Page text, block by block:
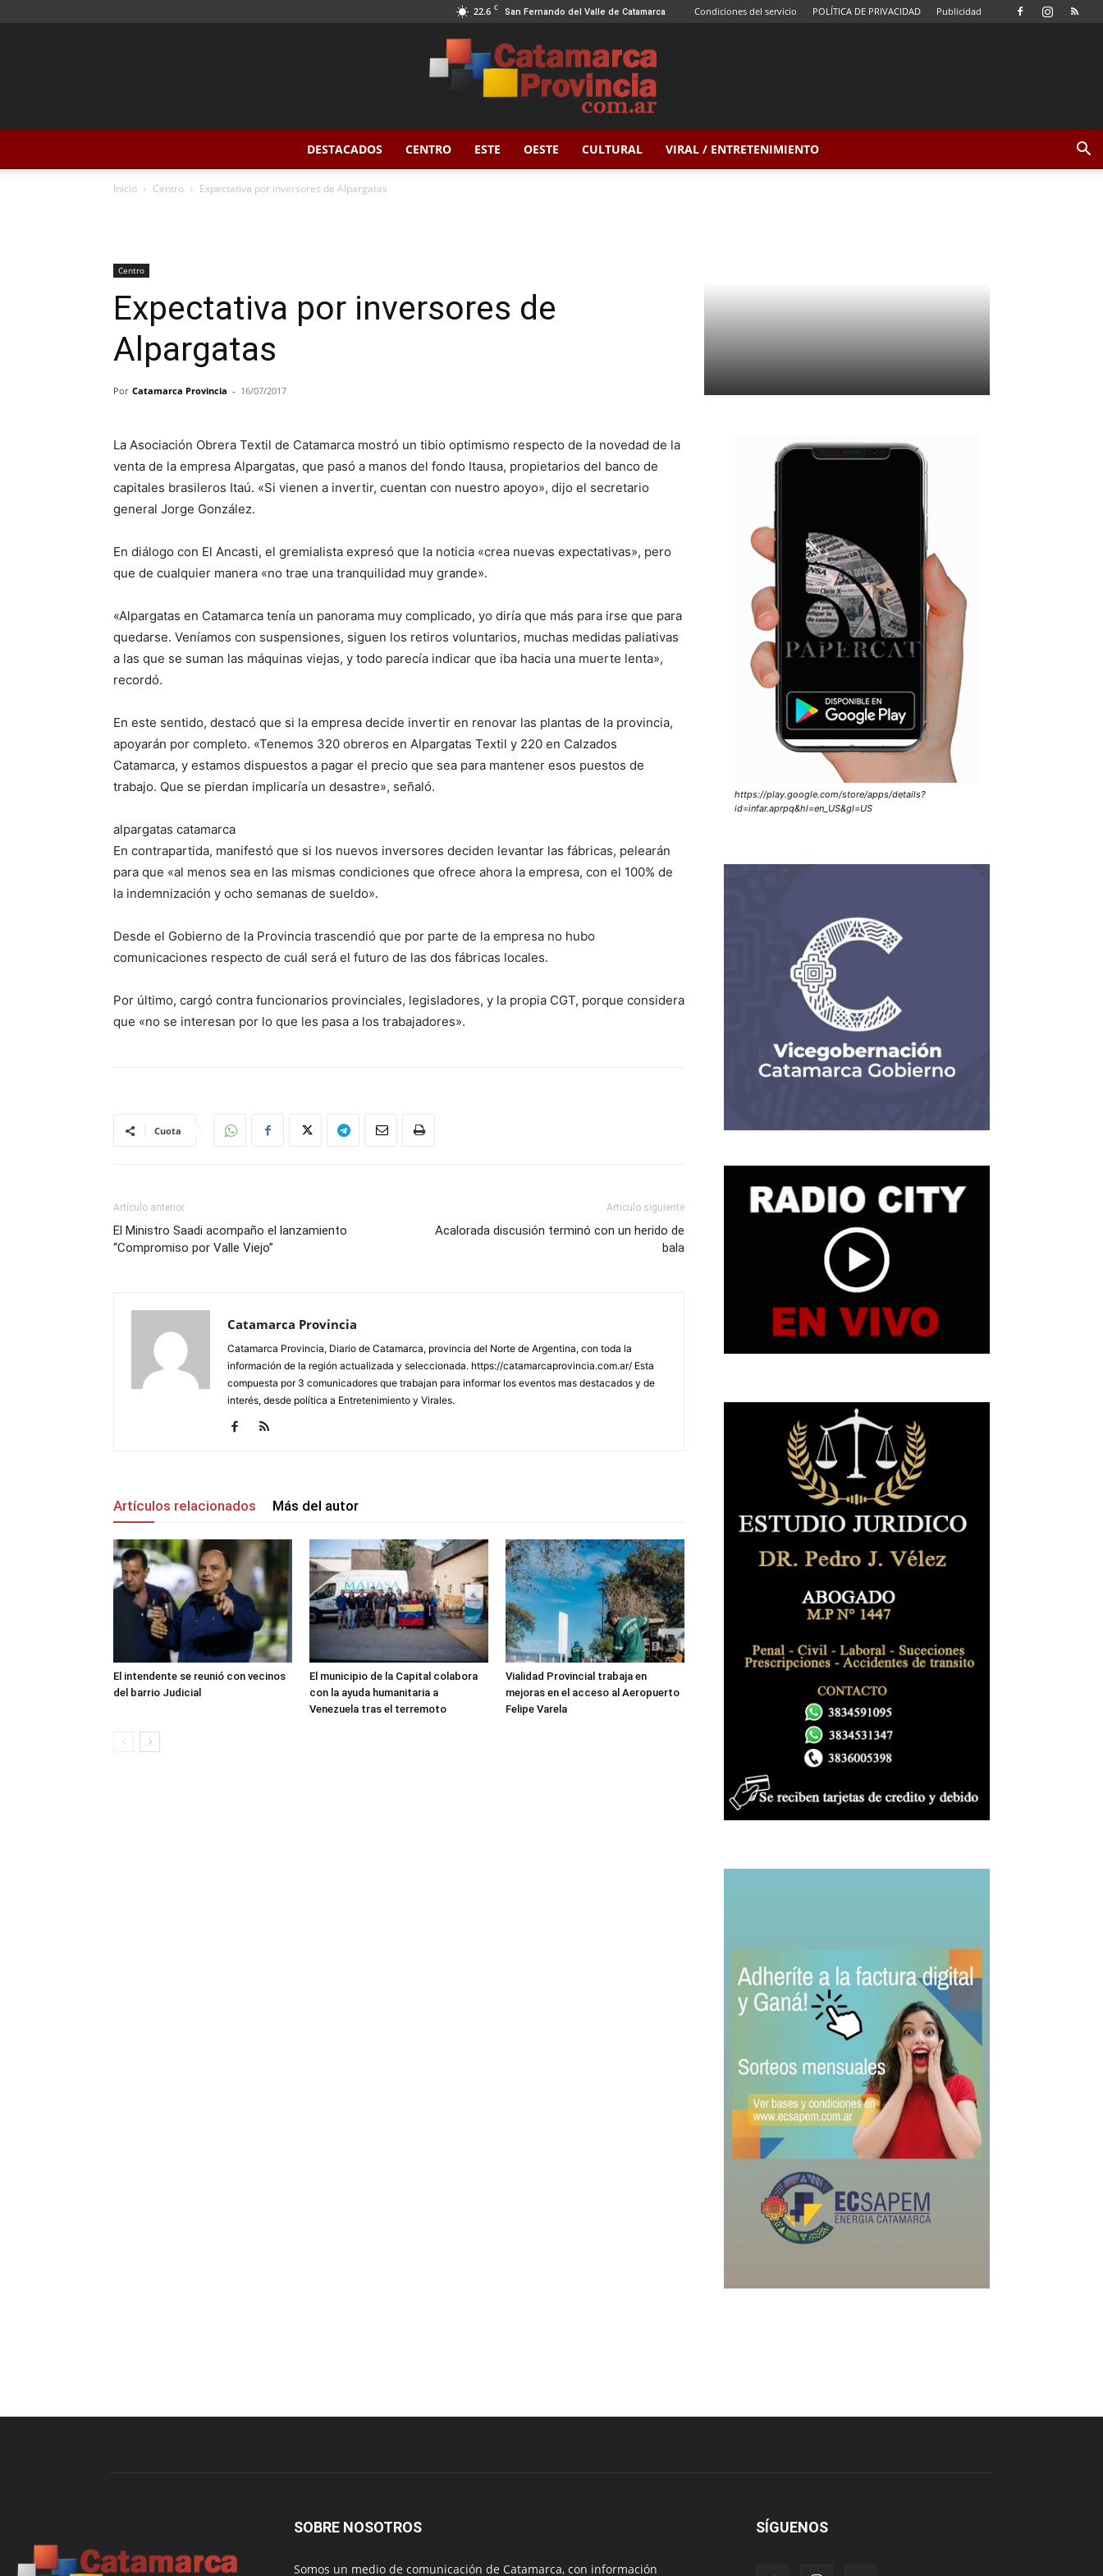
22.6 C San Fernando del Valle de Catamarca Condiciones del servicio POLÍTICA DE PRIVACIDAD Publicidad
Catamarca
DESTACADOS CENTRO ESTE OESTE CULTURAL VIRAL / ENTRETENIMIENTO
Inicio Centro Expectativa por inversores de Alpargatas
Centro
Expectativa por inversores de
Alpargatas
Por Catamarca Provincia - 16/07/2017
La Asociación Obrera Textil de Catamarca mostró un tibio optimismo respecto de la novedad de la
venta de la empresa Alpargatas, que pasó a manos del fondo Itausa, propietarios del banco de
capitales brasileros Itaú. «Si vienen a invertir, cuentan con nuestro apoyo», dijo el secretario
general Jorge González.
En diálogo con El Ancasti, el gremialista expresó que la noticia «crea nuevas expectativas», pero
que de cualquier manera «no trae una tranquilidad muy grande».
«Alpargatas en Catamarca tenía un panorama muy complicado, yo diría que más para irse que para
quedarse. Veníamos con suspensiones, siguen los retiros voluntarios, muchas medidas paliativas
a las que se suman las máquinas viejas, y todo parecía indicar que iba hacia una muerte lenta»,
recordó.
En este sentido, destacó que si la empresa decide invertir en renovar las plantas de la provincia,
apoyarán por completo. «Tenemos 320 obreros en Alpargatas Textil y 220 en Calzados
Catamarca, y estamos dispuestos a pagar el precio que sea para mantener esos puestos de
trabajo. Que se pierdan implicaría un desastre», señaló.
alpargatas catamarca
En contrapartida, manifestó que si los nuevos inversores deciden levantar las fábricas, pelearán
para que «al menos sea en las mismas condiciones que ofrece ahora la empresa, con el 100% de
la indemnización y ocho semanas de sueldo».
Desde el Gobierno de la Provincia trascendió que por parte de la empresa no hubo
comunicaciones respecto de cuál será el futuro de las dos fábricas locales.
Por último, cargó contra funcionarios provinciales, legisladores, y la propia CGT, porque considera
que «no se interesan por lo que les pasa a los trabajadores».
Cuota
Artículo anterior
El Ministro Saadi acompaño el lanzamiento
“Compromiso por Valle Viejo”
Artículo siguiente
Acalorada discusión terminó con un herido de
bala
Catamarca Provincia
Catamarca Provincia, Diario de Catamarca, provincia del Norte de Argentina, con toda la
información de la región actualizada y seleccionada. https://catamarcaprovincia.com.ar/ Esta
compuesta por 3 comunicadores que trabajan para informar los eventos mas destacados y de
interés, desde política a Entretenimiento y Virales.
Artículos relacionados Más del autor
El intendente se reunió con vecinos
del barrio Judicial
El municipio de la Capital colabora
con la ayuda humanitaria a
Venezuela tras el terremoto
Vialidad Provincial trabaja en
mejoras en el acceso al Aeropuerto
Felipe Varela
https://play.google.com/store/apps/details?
id=infar.aprpq&hl=en_US&gl=US
SOBRE NOSOTROS
Somos un medio de comunicación de Catamarca, con información
SÍGUENOS